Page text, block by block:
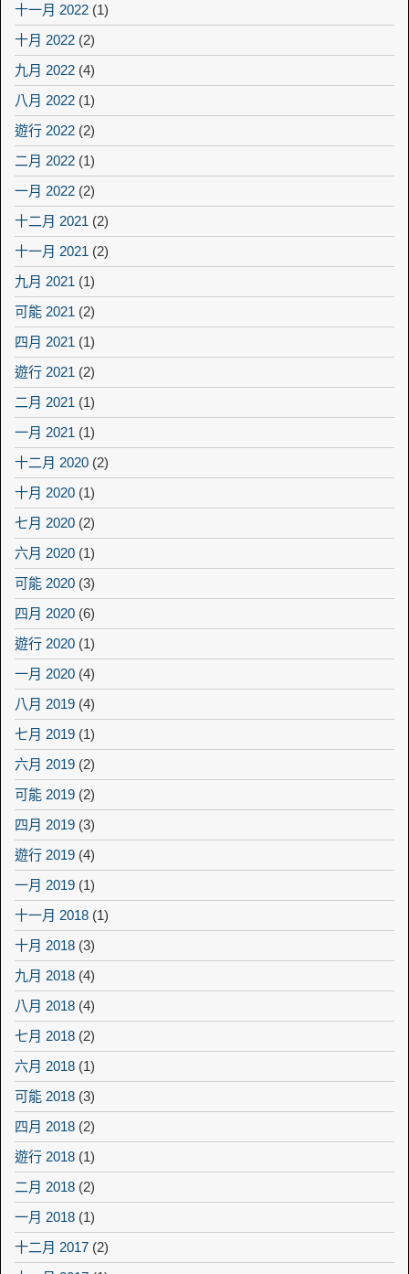
十一月 2022 (1)
十月 2022 (2)
九月 2022 (4)
八月 2022 (1)
遊行 2022 (2)
二月 2022 (1)
一月 2022 (2)
十二月 2021 (2)
十一月 2021 (2)
九月 2021 (1)
可能 2021 (2)
四月 2021 (1)
遊行 2021 (2)
二月 2021 (1)
一月 2021 (1)
十二月 2020 (2)
十月 2020 (1)
七月 2020 (2)
六月 2020 (1)
可能 2020 (3)
四月 2020 (6)
遊行 2020 (1)
一月 2020 (4)
八月 2019 (4)
七月 2019 (1)
六月 2019 (2)
可能 2019 (2)
四月 2019 (3)
遊行 2019 (4)
一月 2019 (1)
十一月 2018 (1)
十月 2018 (3)
九月 2018 (4)
八月 2018 (4)
七月 2018 (2)
六月 2018 (1)
可能 2018 (3)
四月 2018 (2)
遊行 2018 (1)
二月 2018 (2)
一月 2018 (1)
十二月 2017 (2)